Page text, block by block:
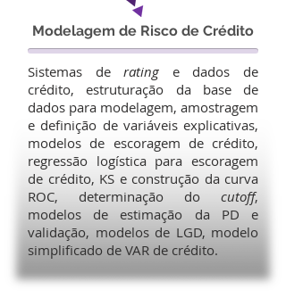
Modelagem de Risco de Crédito
Sistemas derating e dados de
crédito, estruturação da base de
dados para modelagem, amostragem
e definição de variáveis explicativas,
modelos de escoragem de crédito,
regressão logística para escoragem
de crédito, KS e construção da curva
ROC, determinação do cutoff,
modelos de estimação da PD e
validação, modelos de LGD, modelo
simplificado de VAR de crédito.